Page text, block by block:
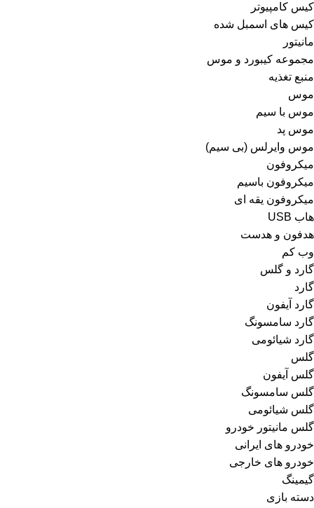
کیس کامپیوتر
کیس های اسمبل شده
مانیتور
مجموعه کیبورد و موس
منبع تغذیه
موس
موس با سیم
موس پد
موس وایرلس (بی سیم)
میکروفون
میکروفون باسیم
میکروفون یقه ای
هاب USB
هدفون و هدست
وب کم
گارد و گلس
گارد
گارد آیفون
گارد سامسونگ
گارد شیائومی
گلس
گلس آیفون
گلس سامسونگ
گلس شیائومی
گلس مانیتور خودرو
خودرو های ایرانی
خودرو های خارجی
گیمینگ
دسته بازی